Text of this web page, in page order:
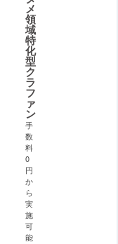
メ
領
域
特
化
型
ク
ラ
フ
ァ
ン
手
数
料
0
円
か
ら
実
施
可
能